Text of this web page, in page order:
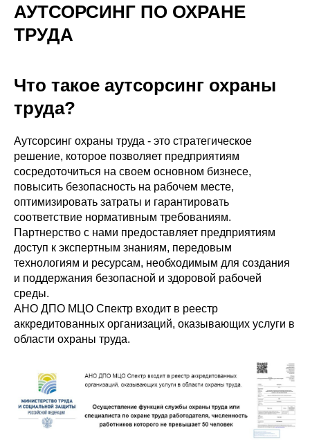
АУТСОРСИНГ ПО ОХРАНЕ
ТРУДА
Что такое аутсорсинг охраны
труда?
Аутсорсинг охраны труда - это стратегическое
решение, которое позволяет предприятиям
сосредоточиться на своем основном бизнесе,
повысить безопасность на рабочем месте,
оптимизировать затраты и гарантировать
соответствие нормативным требованиям.
Партнерство с нами предоставляет предприятиям
доступ к экспертным знаниям, передовым
технологиям и ресурсам, необходимым для создания
и поддержания безопасной и здоровой рабочей
среды.
АНО ДПО МЦО Спектр входит в реестр
аккредитованных организаций, оказывающих услуги в
области охраны труда.